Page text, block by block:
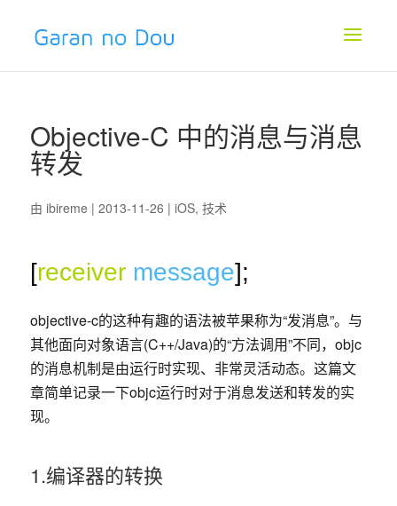
Objective-C 中的消息与消息
转发
由 ibireme | 2013-11-26 | iOS, 技术
[receivermessage];
objective-c的这种有趣的语法被苹果称为“发消息”。与
其他面向对象语言(C++/Java)的“方法调用”不同，objc
的消息机制是由运行时实现、非常灵活动态。这篇文
章简单记录一下objc运行时对于消息发送和转发的实
现。
1.编译器的转换